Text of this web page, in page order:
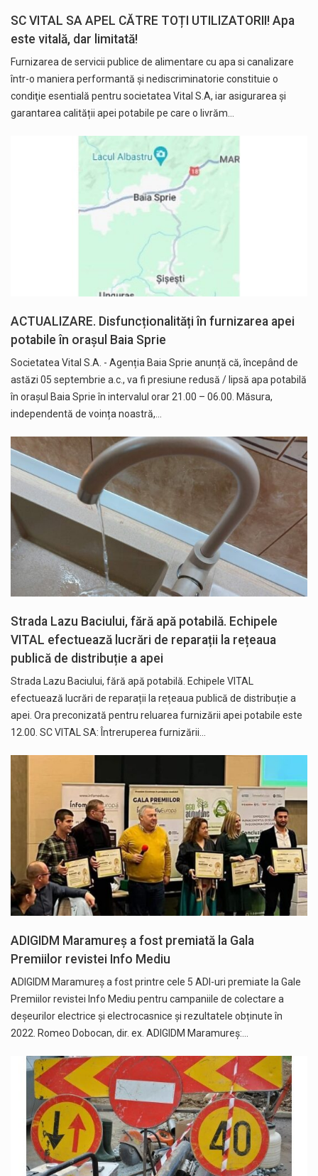
SC VITAL SA APEL CĂTRE TOȚI UTILIZATORII! Apa
este vitală, dar limitată!
Furnizarea de servicii publice de alimentare cu apa si canalizare
într-o maniera performantă şi nediscriminatorie constituie o
condiţie esentială pentru societatea Vital S.A, iar asigurarea și
garantarea calității apei potabile pe care o livrăm…
ACTUALIZARE. Disfuncționalități în furnizarea apei
potabile în orașul Baia Sprie
Societatea Vital S.A. - Agenția Baia Sprie anunță că, începând de
astăzi 05 septembrie a.c., va fi presiune redusă / lipsă apa potabilă
în orașul Baia Sprie în intervalul orar 21.00 – 06.00. Măsura,
independentă de voința noastră,…
Strada Lazu Baciului, fără apă potabilă. Echipele
VITAL efectuează lucrări de reparații la rețeaua
publică de distribuție a apei
Strada Lazu Baciului, fără apă potabilă. Echipele VITAL
efectuează lucrări de reparații la rețeaua publică de distribuție a
apei. Ora preconizată pentru reluarea furnizării apei potabile este
12.00. SC VITAL SA: Întreruperea furnizării…
ADIGIDM Maramureș a fost premiată la Gala
Premiilor revistei Info Mediu
ADIGIDM Maramureș a fost printre cele 5 ADI-uri premiate la Gale
Premiilor revistei Info Mediu pentru campaniile de colectare a
deșeurilor electrice și electrocasnice și rezultatele obținute în
2022. Romeo Dobocan, dir. ex. ADIGIDM Maramureș:…